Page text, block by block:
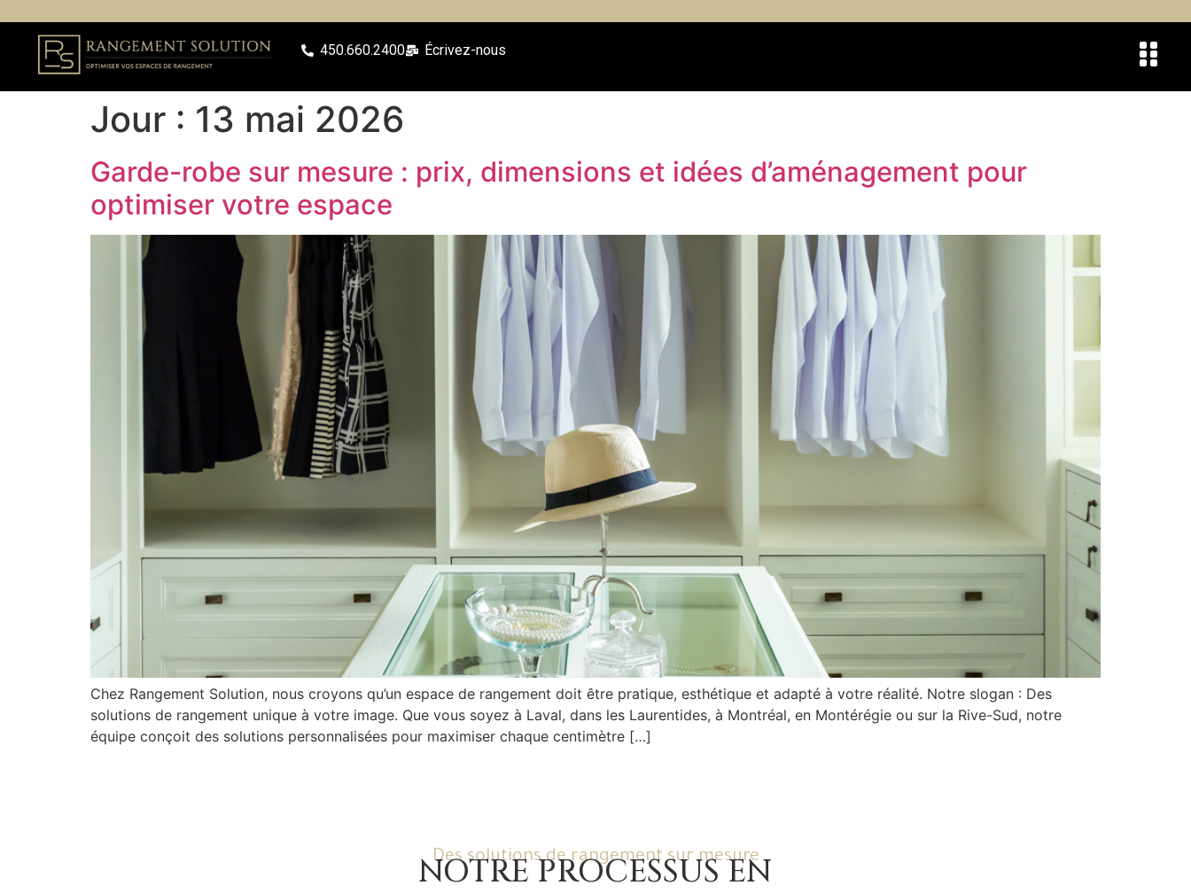
450.660.2400 Écrivez-nous
Jour : 13 mai 2026
Garde-robe sur mesure : prix, dimensions et idées d’aménagement pour
optimiser votre espace
Chez Rangement Solution, nous croyons qu’un espace de rangement doit être pratique, esthétique et adapté à votre réalité. Notre slogan : Des
solutions de rangement unique à votre image. Que vous soyez à Laval, dans les Laurentides, à Montréal, en Montérégie ou sur la Rive-Sud, notre
équipe conçoit des solutions personnalisées pour maximiser chaque centimètre […]
Des solutions de rangement sur mesure
NOTRE PROCESSUS EN